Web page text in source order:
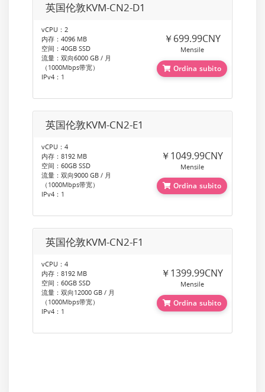
英国伦敦KVM-CN2-D1
vCPU：2
内存：4096 MB
空间：40GB SSD
流量：双向6000 GB / 月
（1000Mbps带宽）
IPv4：1
￥699.99CNY
Mensile
Ordina subito
英国伦敦KVM-CN2-E1
vCPU：4
内存：8192 MB
空间：60GB SSD
流量：双向9000 GB / 月
（1000Mbps带宽）
IPv4：1
￥1049.99CNY
Mensile
Ordina subito
英国伦敦KVM-CN2-F1
vCPU：4
内存：8192 MB
空间：60GB SSD
流量：双向12000 GB / 月
（1000Mbps带宽）
IPv4：1
￥1399.99CNY
Mensile
Ordina subito